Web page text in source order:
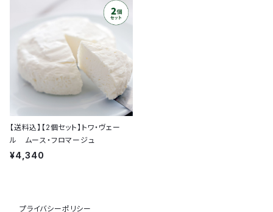
【送料込】【2個セット】トワ・ヴェー
ル ムース・フロマージュ
¥4,340
プライバシーポリシー